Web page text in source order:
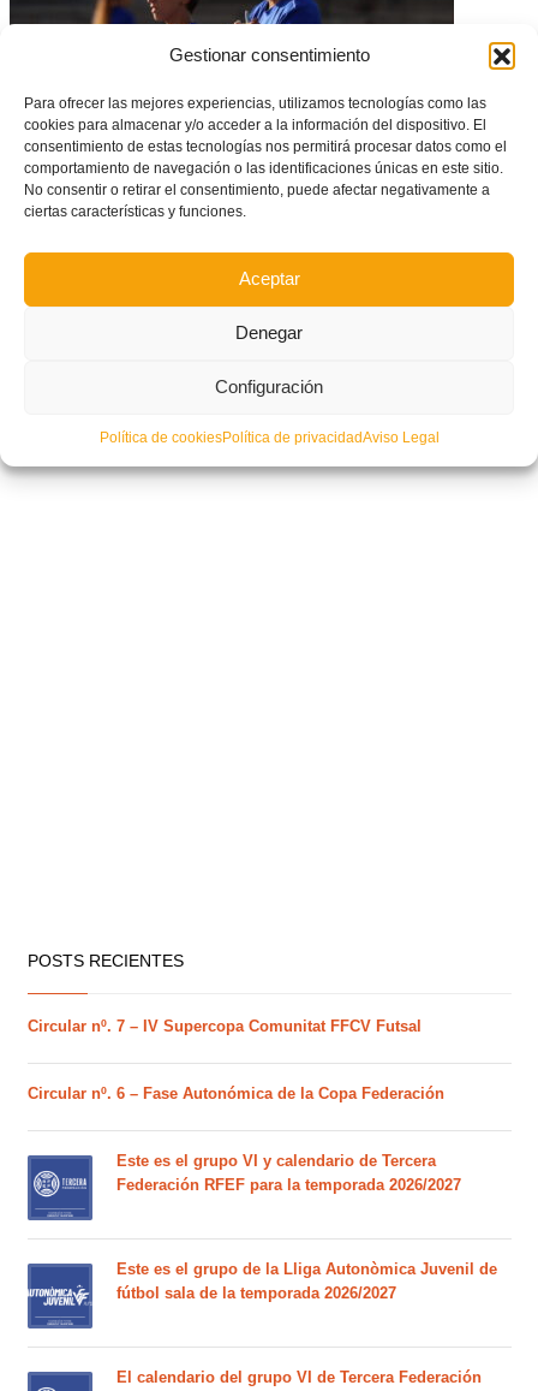
Gestionar consentimiento
Para ofrecer las mejores experiencias, utilizamos tecnologías como las
cookies para almacenar y/o acceder a la información del dispositivo. El
consentimiento de estas tecnologías nos permitirá procesar datos como el
comportamiento de navegación o las identificaciones únicas en este sitio.
No consentir o retirar el consentimiento, puede afectar negativamente a
ciertas características y funciones.
Aceptar
Denegar
Configuración
Política de cookiesPolítica de privacidadAviso Legal
CONVOCATORIA: La Selecció Valenciana Valenta sub12 de fútbol
convoca a 48 jugadoras en La Vila Joiosa
POSTS RECIENTES
Circular nº. 7 – IV Supercopa Comunitat FFCV Futsal
Circular nº. 6 – Fase Autonómica de la Copa Federación
Este es el grupo VI y calendario de Tercera
Federación RFEF para la temporada 2026/2027
Este es el grupo de la Lliga Autonòmica Juvenil de
fútbol sala de la temporada 2026/2027
El calendario del grupo VI de Tercera Federación